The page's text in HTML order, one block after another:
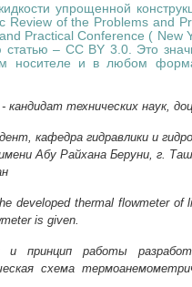
упрощенной
of the Problems and
Practical Conference ( New
– CC BY 3.0. Это
носителе и в любом
технических наук,
кафедра гидравлики и
Абу Райхана Беруни, г.
developed thermal flowmeter of
is given.
принцип работы
схема